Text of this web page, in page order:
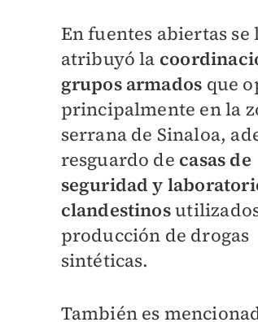
En fuentes abiertas se
atribuyó la
grupos armados que
principalmente en la
serrana de Sinaloa,
resguardo de casas de
seguridad y
clandestinos
producción de drogas
sintéticas.
También es